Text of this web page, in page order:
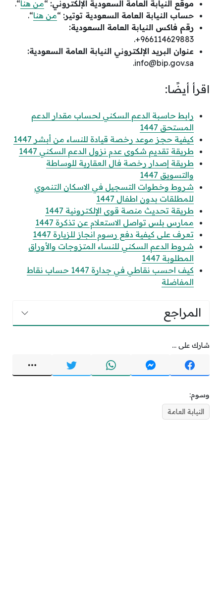
موقع النيابة العامة السعودية الإلكتروني: “من هنا“.
حساب النيابة العامة السعودية توتير: “من هنا“.
رقم فاكس النيابة العامة السعودية:
966114629883+.
عنوان البريد الإلكتروني النيابة العامة السعودية:
info@bip.gov.sa
.
اقرأ أيضًا:
رابط حاسبة الدعم السكني لحساب مقدار الدعم
المستحق 1447
كيفية حجز موعد رخصة قيادة للنساء من أبشر 1447
طريقة تقديم شكوى عدم نزول الدعم السكني 1447
طريقة إصدار رخصة فال العقارية للوساطة
والتسويق 1447
شروط وخطوات التسجيل في الاسكان التنموي
للمطلقات بدون اطفال 1447
طريقة تحديث منصة قوى الإلكترونية 1447
ممارس بلس تواصل الاستعلام عن تذكرة 1447
تعرف على كيفية دفع رسوم انجاز للزيارة 1447
شروط الدعم السكني للنساء المتزوجات والأوراق
المطلوبة 1447
كيف احسب نقاطي في جدارة 1447 حساب نقاط
المفاضلة
المراجع
شارك على ...
وسوم:
النيابة العامة